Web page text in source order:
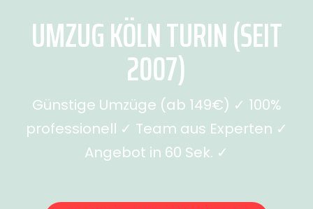
UMZUG KÖLN TURIN (SEIT
2007)
Günstige Umzüge (ab 149€) ✓ 100%
professionell ✓ Team aus Experten ✓
Angebot in 60 Sek. ✓